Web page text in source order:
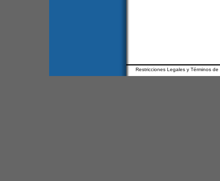
Restricciones Legales y Términos de